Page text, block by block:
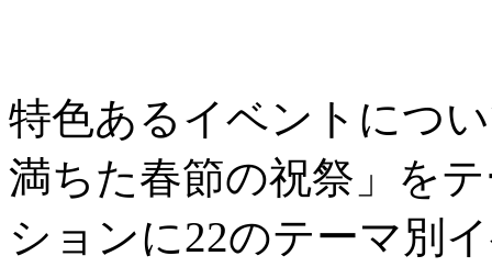
特色あるイベントにつ
満ちた春節の祝祭」を
ションに22のテーマ別